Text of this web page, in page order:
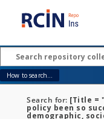
How to search...
Search for: [Title =
policy been so
demographic,